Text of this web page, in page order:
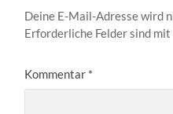
Deine E-Mail-Adresse wird
Erforderliche Felder sind mit
Kommentar *